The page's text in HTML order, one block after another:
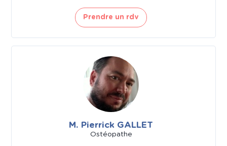
Prendre un rdv
M. Pierrick GALLET
Ostéopathe